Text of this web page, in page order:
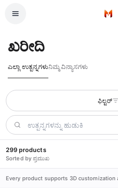
ಮನೆ
ಖರೀದಿ
ಎಲ್ಲಾ ಉತ್ಪನ್ನಗಳುನಿಮ್ಮ ವಿನ್ಯಾಸಗಳು
ಫಿಲ್ಟರ್
299 products
Sorted by ಪ್ರಮುಖ
Every product supports 3D